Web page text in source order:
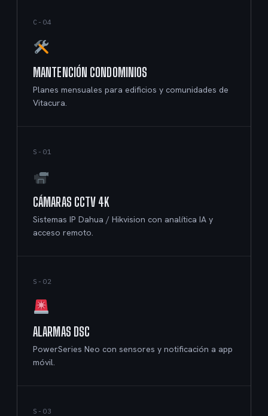
C-04
MANTENCIÓN CONDOMINIOS
Planes mensuales para edificios y comunidades de
Vitacura.
S-01
CÁMARAS CCTV 4K
Sistemas IP Dahua / Hikvision con analítica IA y
acceso remoto.
S-02
ALARMAS DSC
PowerSeries Neo con sensores y notificación a app
móvil.
S-03